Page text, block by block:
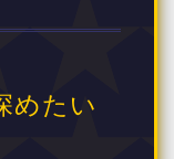
めたい